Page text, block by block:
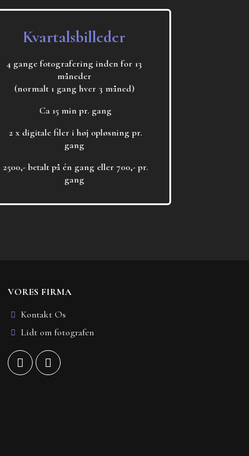
Kvartalsbilleder
4 gange fotografering inden for 13
måneder
(normalt 1 gang hver 3 måned)
Ca 15 min pr. gang
2 x digitale filer i høj opløsning pr.
gang
2500,- betalt på én gang eller 700,- pr.
gang
VORES FIRMA
Kontakt Os
Lidt om fotografen